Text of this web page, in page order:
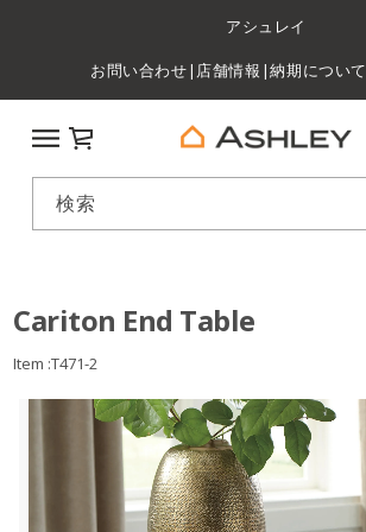
アシュレイ
お問い合わせ| 店舗情報 |納期について
検索
カート
Cariton End Table
Item :T471-2